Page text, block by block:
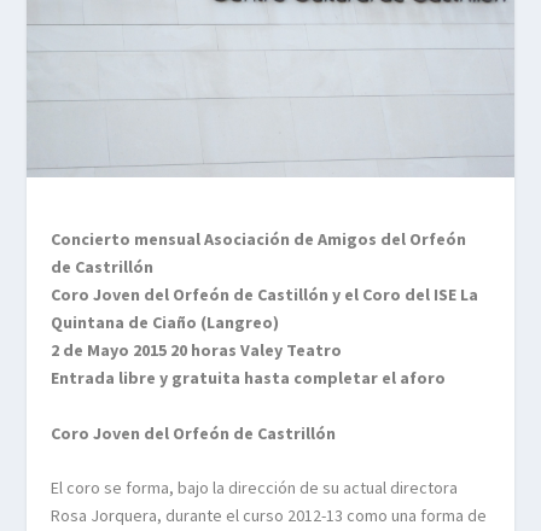
Concierto mensual Asociación de Amigos del Orfeón
de Castrillón
Coro Joven del Orfeón de Castillón y el Coro del ISE La
Quintana de Ciaño (Langreo)
2 de Mayo 2015 20 horas Valey Teatro
Entrada libre y gratuita hasta completar el aforo
Coro Joven del Orfeón de Castrillón
El coro se forma, bajo la dirección de su actual directora
Rosa Jorquera, durante el curso 2012-13 como una forma de